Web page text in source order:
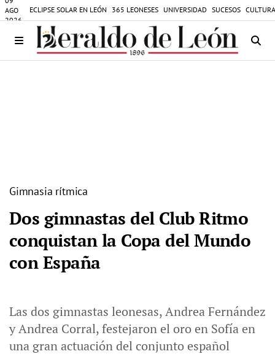
AGO
2026
ECLIPSE SOLAR EN LEÓN 365 LEONESES UNIVERSIDAD SUCESOS
Gimnasia rítmica
Dos gimnastas del Club Ritmo
conquistan la Copa del Mundo
con España
Las dos gimnastas leonesas, Andrea Fernández
y Andrea Corral, festejaron el oro en Sofía en
una gran actuación del conjunto español